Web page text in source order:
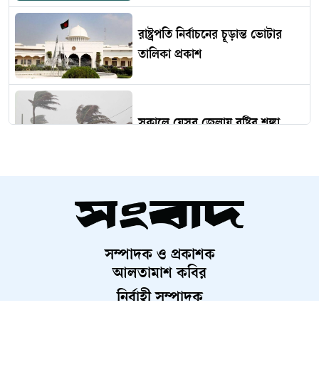
রাষ্ট্রপতি নির্বাচনের চূড়ান্ত ভোটার
তালিকা প্রকাশ
সকালে যেসব জেলায় বৃষ্টির শঙ্কা
দিন, আশ্বাস জ্বালানি মন্ত্রীর
আগের নিয়মেই রাষ্ট্রপতি নির্বাচন,
মনোনয়নে দলীয় প্রধান
সম্পাদক ও প্রকাশক
আলতামাশ কবির
নির্বাহী সম্পাদক